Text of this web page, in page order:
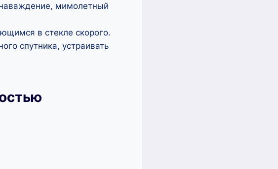
наваждение, мимолетный
в стекле скорого.
спутника, устраивать